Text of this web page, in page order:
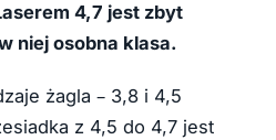
4,7 jest zbyt
niej osobna klasa.
żagla – 3,8 i 4,5
z 4,5 do 4,7 jest